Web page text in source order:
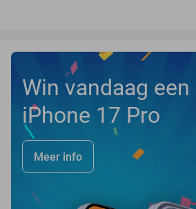
Win vandaag
iPhone 17 Pro
Meer info